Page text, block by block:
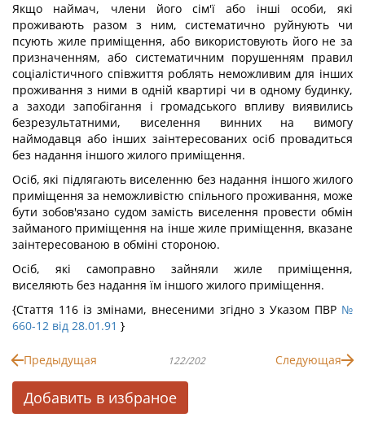
Якщо наймач, члени його сім'ї або інші особи, які
проживають разом з ним, систематично руйнують чи
псують жиле приміщення, або використовують його не за
призначенням, або систематичним порушенням правил
соціалістичного співжиття роблять неможливим для інших
проживання з ними в одній квартирі чи в одному будинку,
а заходи запобігання і громадського впливу виявились
безрезультатними, виселення винних на вимогу
наймодавця або інших заінтересованих осіб провадиться
без надання іншого жилого приміщення.
Осіб, які підлягають виселенню без надання іншого жилого
приміщення за неможливістю спільного проживання, може
бути зобов'язано судом замість виселення провести обмін
займаного приміщення на інше жиле приміщення, вказане
заінтересованою в обміні стороною.
Осіб, які самоправно зайняли жиле приміщення,
виселяють без надання їм іншого жилого приміщення.
{Стаття 116 із змінами, внесеними згідно з Указом ПВР №
660-12 від 28.01.91 }
Предыдущая 122/202 Следующая
Добавить в избраное